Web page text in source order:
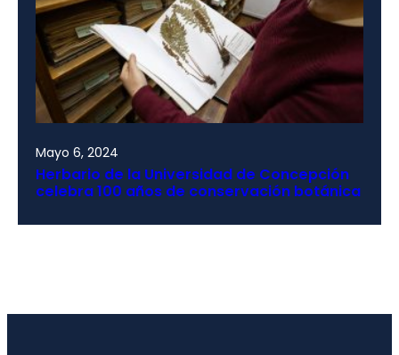
Mayo 6, 2024
Herbario de la Universidad de Concepción
celebra 100 años de conservación botánica